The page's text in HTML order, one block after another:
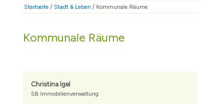
RATHAUS & POLITIK
FAMILIE & BILDUNG
Startseite /Stadt & Leben / Kommunale Räume
Kommunale Räume
Christina Igel
SB Immobilienverwaltung